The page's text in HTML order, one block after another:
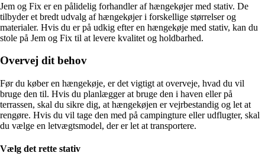
Jem og Fix er en pålidelig forhandler af hængekøjer med stativ. De
tilbyder et bredt udvalg af hængekøjer i forskellige størrelser og
materialer. Hvis du er på udkig efter en hængekøje med stativ, kan du
stole på Jem og Fix til at levere kvalitet og holdbarhed.
Overvej dit behov
Før du køber en hængekøje, er det vigtigt at overveje, hvad du vil
bruge den til. Hvis du planlægger at bruge den i haven eller på
terrassen, skal du sikre dig, at hængekøjen er vejrbestandig og let at
rengøre. Hvis du vil tage den med på campingture eller udflugter, skal
du vælge en letvægtsmodel, der er let at transportere.
Vælg det rette stativ